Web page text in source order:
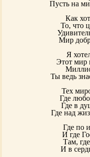
Пусть на
Как
То, что
Мир
Я
Этот мир
Ты ведь
Тех
Где
Где в
Где над
Где по
И где
Там,
И в